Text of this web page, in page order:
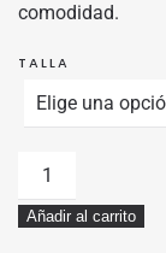
comodidad.
TALLA
PETO
INTEGRAL
ALPINESTARS
Añadir al carrito